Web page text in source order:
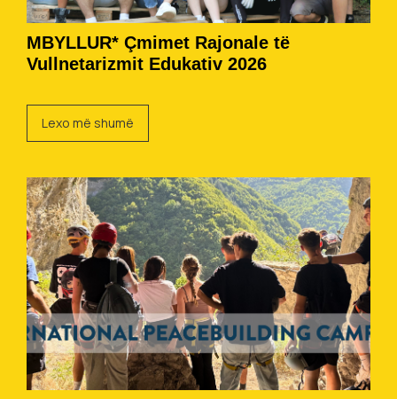
MBYLLUR* Çmimet Rajonale të
Vullnetarizmit Edukativ 2026
Lexo më shumë